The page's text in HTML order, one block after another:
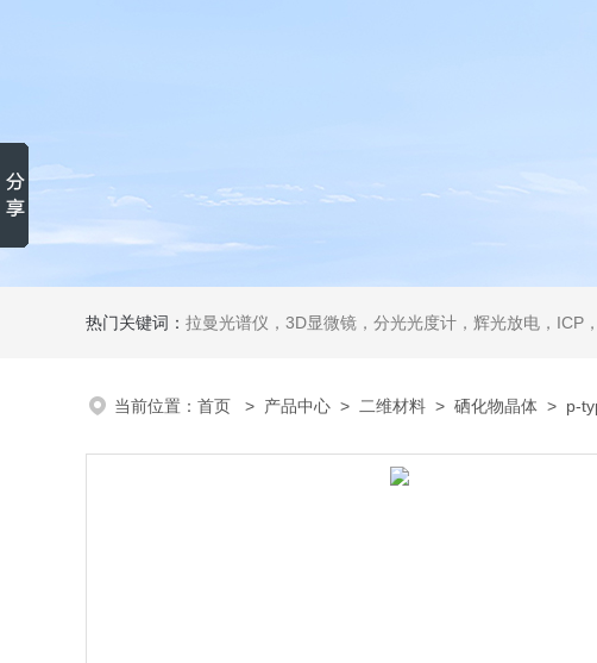
热门关键词： 拉曼光谱仪，3D显微镜，分光光度计，辉光放电，ICP，
当前位置： 首页 > 产品中心 > 二维材料 > 硒化物晶体 > p-